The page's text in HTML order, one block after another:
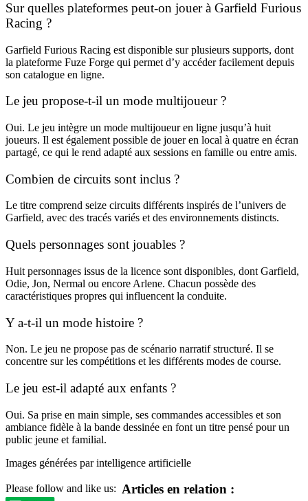
Sur quelles plateformes peut-on jouer à Garfield Furious
Racing ?
Garfield Furious Racing est disponible sur plusieurs supports, dont
la plateforme Fuze Forge qui permet d’y accéder facilement depuis
son catalogue en ligne.
Le jeu propose-t-il un mode multijoueur ?
Oui. Le jeu intègre un mode multijoueur en ligne jusqu’à huit
joueurs. Il est également possible de jouer en local à quatre en écran
partagé, ce qui le rend adapté aux sessions en famille ou entre amis.
Combien de circuits sont inclus ?
Le titre comprend seize circuits différents inspirés de l’univers de
Garfield, avec des tracés variés et des environnements distincts.
Quels personnages sont jouables ?
Huit personnages issus de la licence sont disponibles, dont Garfield,
Odie, Jon, Nermal ou encore Arlene. Chacun possède des
caractéristiques propres qui influencent la conduite.
Y a-t-il un mode histoire ?
Non. Le jeu ne propose pas de scénario narratif structuré. Il se
concentre sur les compétitions et les différents modes de course.
Le jeu est-il adapté aux enfants ?
Oui. Sa prise en main simple, ses commandes accessibles et son
ambiance fidèle à la bande dessinée en font un titre pensé pour un
public jeune et familial.
Images générées par intelligence artificielle
Please follow and like us: Articles en relation :